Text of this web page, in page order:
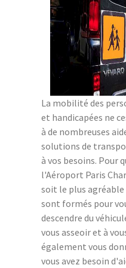
La mobilité des
et handicapées ne
à de nombreuses
solutions de
à vos besoins. Pour
l'Aéroport Paris
soit le plus agréable
sont formés pour
descendre du
vous asseoir et à
également vous
vous avez besoin